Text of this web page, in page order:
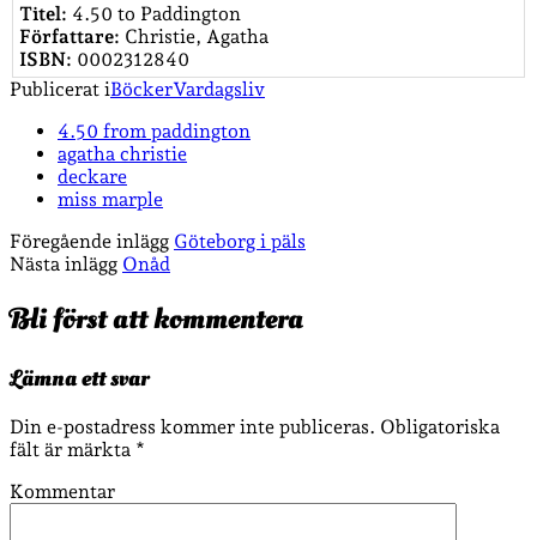
Titel: 4.50 to Paddington
Författare: Christie, Agatha
ISBN: 0002312840
Publicerat iBöckerVardagsliv
4.50 from paddington
agatha christie
deckare
miss marple
Föregående inlägg Göteborg i päls
Nästa inlägg Onåd
Bli först att kommentera
Lämna ett svar
Din e-postadress kommer inte publiceras. Obligatoriska
fält är märkta *
Kommentar